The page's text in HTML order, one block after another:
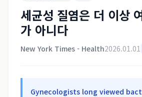
세균성 질염은 더 이상
가 아니다
New York Times - Health2026.01.01
Gynecologists long viewed